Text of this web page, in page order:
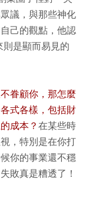
議，與那些神化
己的觀點，他認
是顯而易見的
眷顧你，那怎麼
式各樣，包括財
成本？ 在某些時
，特別是在你打
你的事業還不穩
敗真是糟透了！